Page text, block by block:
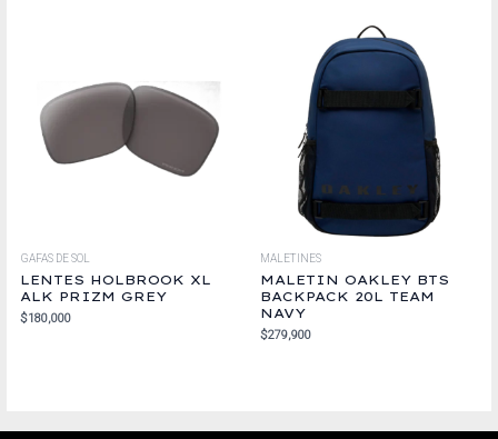
GAFAS DE SOL
LENTES HOLBROOK XL
ALK PRIZM GREY
$180,000
MALETINES
MALETIN OAKLEY BTS
BACKPACK 20L TEAM
NAVY
$279,900